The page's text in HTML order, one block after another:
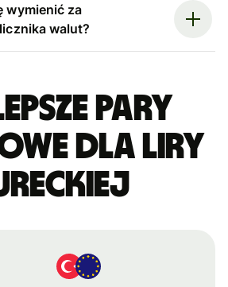
wymienić za
walut?
pary
dla liry